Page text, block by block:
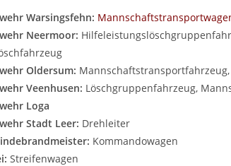
Warsingsfehn:
Neermoor:
Oldersum:
Veenhusen: Löschgruppenfahrzeug,
Loga
Stadt Leer: Drehleiter
Kommandowagen
Streifenwagen